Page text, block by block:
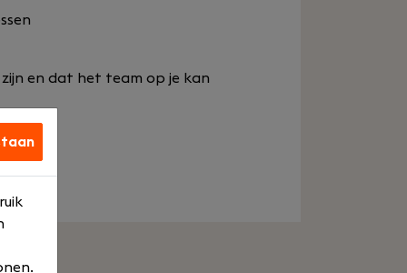
en dat het team op je kan